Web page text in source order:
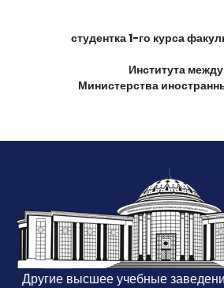
студентка 1-го курса
Института
Министерства
Другие высшее учебные